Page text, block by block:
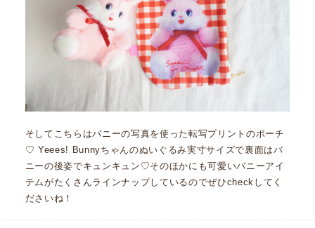
そしてこちらはバニーの写真を使った転写プリントのポーチ
♡ Yeees! Bunnyちゃんのぬいぐるみ実寸サイズで裏面はバ
ニーの後姿でキュンキュン♡そのほかにも可愛いバニーアイ
テムがたくさんラインナップしているのでぜひcheckしてく
ださいね！